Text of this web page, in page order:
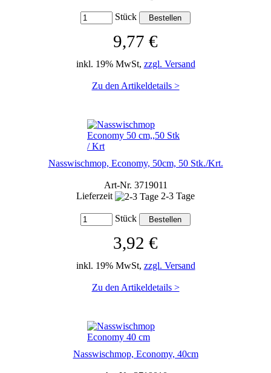
Stück
9,77 €
inkl. 19% MwSt, zzgl. Versand
Zu den Artikeldetails >
Nasswischmop, Economy, 50cm, 50 Stk./Krt.
Art-Nr. 3719011
Lieferzeit
2-3 Tage
Stück
3,92 €
inkl. 19% MwSt, zzgl. Versand
Zu den Artikeldetails >
Nasswischmop, Economy, 40cm